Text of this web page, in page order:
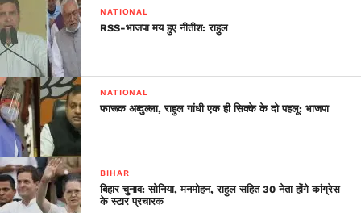
NATIONAL
RSS-भाजपा मय हुए नीतीश: राहुल
NATIONAL
फारूक अब्दुल्ला, राहुल गांधी एक ही सिक्के के दो पहलू: भाजपा
BIHAR
बिहार चुनाव: सोनिया, मनमोहन, राहुल सहित 30 नेता होंगे कांग्रेस
के स्टार प्रचारक